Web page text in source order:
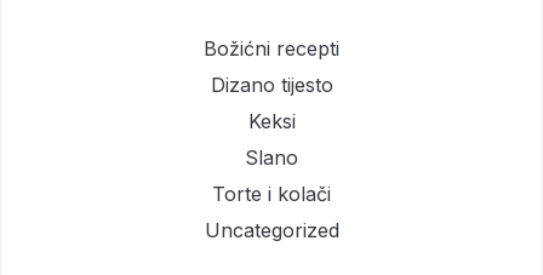
Božićni recepti
Dizano tijesto
Keksi
Slano
Torte i kolači
Uncategorized